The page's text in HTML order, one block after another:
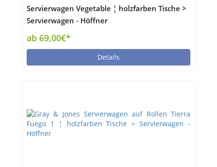
Servierwagen Vegetable ¦ holzfarben Tische >
Servierwagen - Höffner
ab 69,00€*
Details